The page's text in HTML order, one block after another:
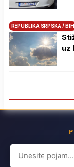
REPUBLIKA SRPSKA / BIH
uz
Search
for: